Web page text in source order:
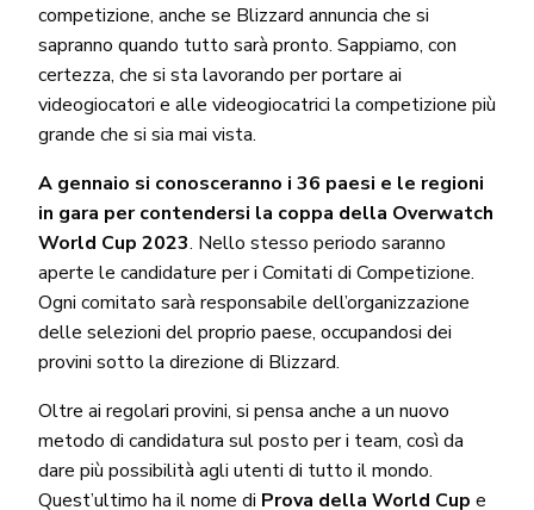
competizione, anche se Blizzard annuncia che si
sapranno quando tutto sarà pronto. Sappiamo, con
certezza, che si sta lavorando per portare ai
videogiocatori e alle videogiocatrici la competizione più
grande che si sia mai vista.
A gennaio si conosceranno i 36 paesi e le regioni
in gara per contendersi la coppa della Overwatch
World Cup 2023. Nello stesso periodo saranno
aperte le candidature per i Comitati di Competizione.
Ogni comitato sarà responsabile dell’organizzazione
delle selezioni del proprio paese, occupandosi dei
provini sotto la direzione di Blizzard.
Oltre ai regolari provini, si pensa anche a un nuovo
metodo di candidatura sul posto per i team, così da
dare più possibilità agli utenti di tutto il mondo.
Quest’ultimo ha il nome di Prova della World Cupe